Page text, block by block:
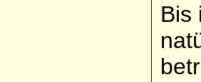
Bis